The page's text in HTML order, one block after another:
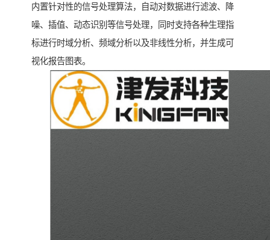
内置针对性的信号处理算法，自动对数据进行滤波、降
噪、插值、动态识别等信号处理，同时支持各种生理指
标进行时域分析、频域分析以及非线性分析，并生成可
视化报告图表。